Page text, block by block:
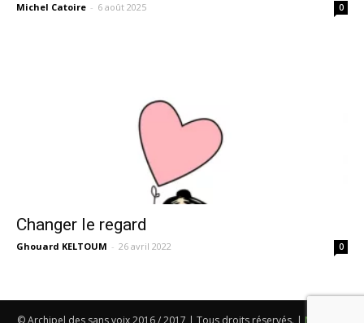
Michel Catoire - 6 août 2025 0
Changer le regard
Ghouard KELTOUM - 26 avril 2022 0
© Archipel des sans voix 2016 / 2017 | Tous droits réservés. | Mentions